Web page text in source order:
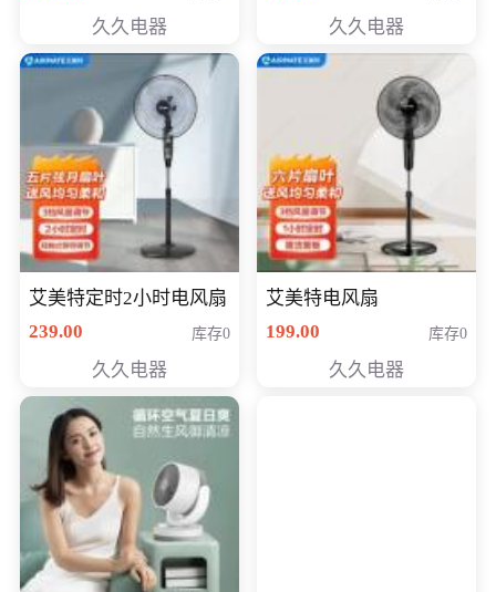
定时落地式风扇CS35-
R20
久久电器 久久电器
艾美特定时2小时电风扇
239.00
库存0
久久电器
艾美特电风扇
199.00
库存0
久久电器